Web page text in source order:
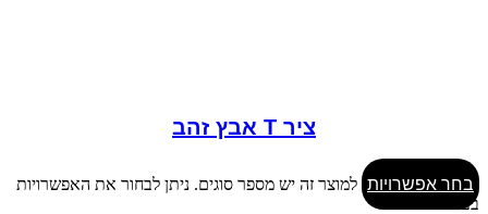
ציר T אבץ זהב
בחר אפשרויות למוצר זה יש מספר סוגים. ניתן לבחור את האפשרויות
בעמוד המוצר